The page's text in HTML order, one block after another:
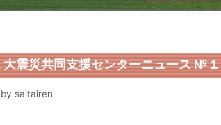
大震災共同支援センターニュース №１
by saitairen